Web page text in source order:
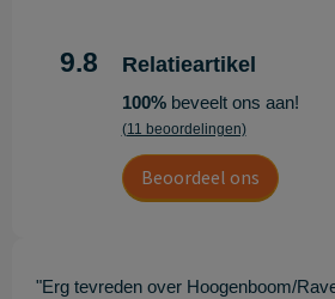
9.8 Relatieartikel
100%beveelt ons aan!
(11 beoordelingen)
Beoordeel ons
"Erg tevreden over Hoogenboom/